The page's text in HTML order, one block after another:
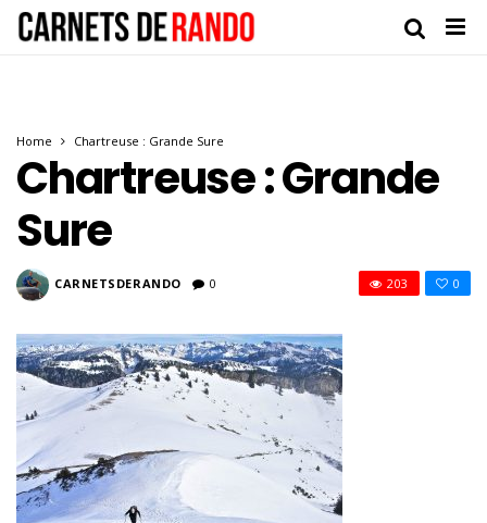
Home Chartreuse : Grande Sure
Chartreuse : Grande
Sure
CARNETSDERANDO 0 0
203